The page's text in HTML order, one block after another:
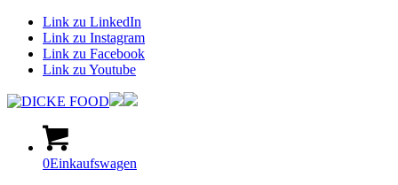
Link zu LinkedIn
Link zu Instagram
Link zu Facebook
Link zu Youtube
0Einkaufswagen